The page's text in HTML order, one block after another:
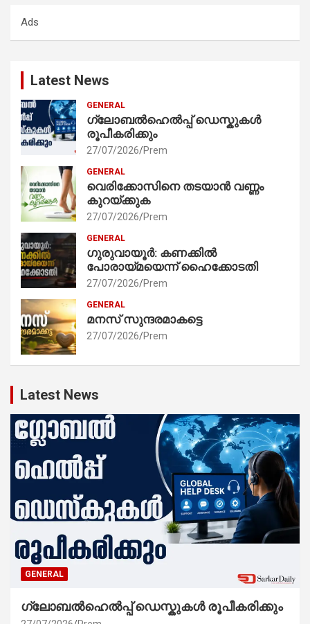
h
Ads
Latest News
GENERAL
ഗ്ലോബൽഹെൽപ്പ് ഡെസ്കുകൾ
രൂപീകരിക്കും
27/07/2026 Prem
GENERAL
വെരിക്കോസിനെ തടയാൻ വണ്ണം
കുറയ്ക്കുക
27/07/2026 Prem
GENERAL
ഗുരുവായൂർ: കണക്കിൽ
പോരായ്മയെന്ന് ഹൈക്കോടതി
27/07/2026 Prem
GENERAL
മനസ് സുന്ദരമാകട്ടെ
27/07/2026 Prem
Latest News
GENERAL
ഗ്ലോബൽഹെൽപ്പ് ഡെസ്കുകൾ രൂപീകരിക്കും